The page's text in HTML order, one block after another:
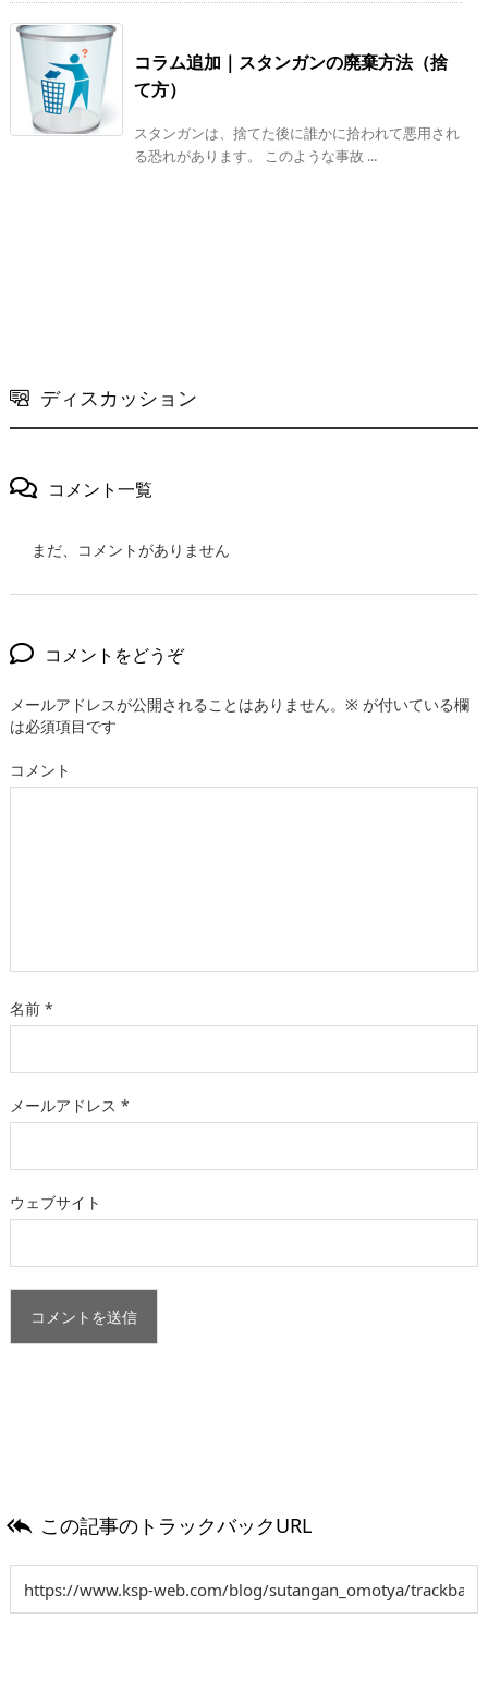
コラム追加｜スタンガンの廃棄方法（捨
て方）
スタンガンは、捨てた後に誰かに拾われて悪用され
る恐れがあります。 このような事故 ...
ディスカッション
コメント一覧
まだ、コメントがありません
コメントをどうぞ
メールアドレスが公開されることはありません。 ※ が付いている欄
は必須項目です
コメント
名前 *
メールアドレス *
ウェブサイト
 この記事のトラックバックURL